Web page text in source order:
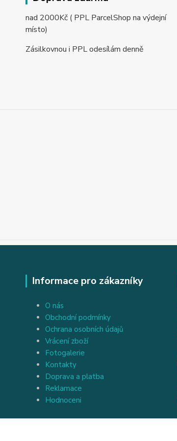
nad 2000Kč ( PPL ParcelShop na výdejní
místo)
Zásilkovnou i PPL odesílám denně
Informace pro zákazníky
O nás
Obchodní podmínky
Ochrana osobních údajů
Vrácení zboží
Fotogalerie
Kontakty
Doprava a platba
Reklamace
Hodnoceni